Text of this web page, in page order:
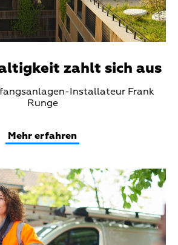
zahlt sich aus
Installateur Frank
Runge
Mehr erfahren